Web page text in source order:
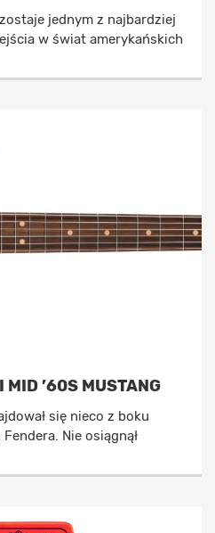
jednym z najbardziej
w świat amerykańskich
’60S MUSTANG
się nieco z boku
Nie osiągnął